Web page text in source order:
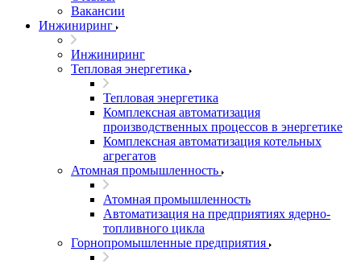
Вакансии
Инжиниринг
Инжиниринг
Тепловая энергетика
Тепловая энергетика
Комплексная автоматизация
производственных процессов в энергетике
Комплексная автоматизация котельных
агрегатов
Атомная промышленность
Атомная промышленность
Автоматизация на предприятиях ядерно-
топливного цикла
Горнопромышленные предприятия